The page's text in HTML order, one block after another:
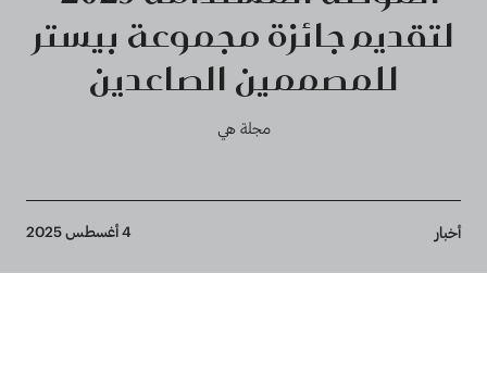
لتقديم جائزة مجموعة بيستر
للمصممين الصاعدين
مجلة هي
Breadcrumb
أخبار 4 أغسطس 2025